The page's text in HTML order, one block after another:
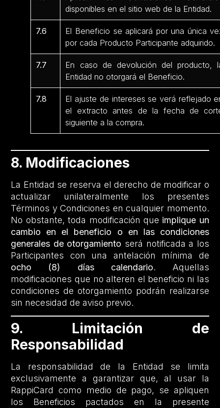
disponibles en el sitio web de la Entidad.
7.6
El Beneficio se aplicará por una única
por cada Producto Participante adquirido.
7.7
En caso de devolución del producto,
Entidad no otorgará el Beneficio.
7.8
El ajuste de intereses se verá reflejado
el extracto antes de la fecha de
siguiente a la compra.
8. Modificaciones
La Entidad se reserva el derecho de modificar o
actualizar unilateralmente los presentes
Términos y Condiciones en cualquier momento.
No obstante, toda modificación que implique un
cambio en el beneficio o en las condiciones
generales de otorgamiento será notificada a los
Participantes con una antelación mínima de
ocho (8) días calendario. Aquellas
modificaciones que no alteren el beneficio ni las
condiciones de otorgamiento podrán realizarse
sin necesidad de aviso previo.
9. Limitación de
Responsabilidad
La responsabilidad de la Entidad se limita
exclusivamente a garantizar que, al usar la
RappiCard como medio de pago, se apliquen
los Beneficios pactados en la presente